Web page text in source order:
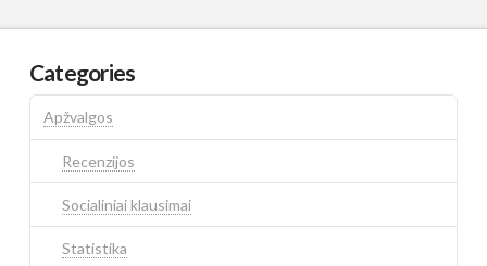
Categories
Apžvalgos
Recenzijos
Socialiniai klausimai
Statistika